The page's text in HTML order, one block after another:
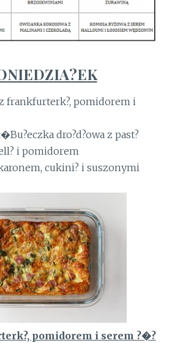
frankfurterk?, pomidorem i
�Bu?eczka dro?d?owa z past?
i pomidorem
cukini? i suszonymi
pomidorem i serem ?�?